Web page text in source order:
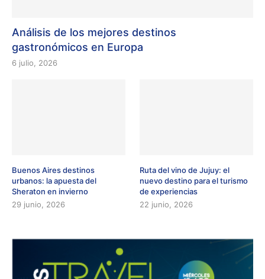
Análisis de los mejores destinos
gastronómicos en Europa
6 julio, 2026
Buenos Aires destinos
urbanos: la apuesta del
Sheraton en invierno
29 junio, 2026
Ruta del vino de Jujuy: el
nuevo destino para el turismo
de experiencias
22 junio, 2026